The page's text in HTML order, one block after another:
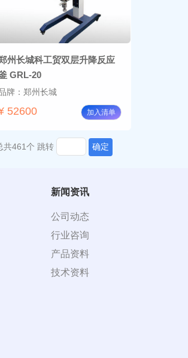
州长城科工贸双层升降反应
GRL-20
牌：郑州长城
52600 加入清单
共461个 跳转 确定
新闻资讯
公司动态
行业咨询
产品资料
技术资料